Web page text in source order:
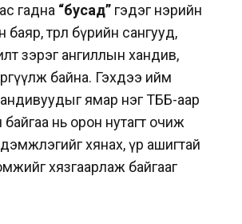
гадна “бусад” гэдэг нэрийн
төрөл бүрийн сангууд,
зэрэг ангиллын хандив,
байна. Гэхдээ ийм
ямар нэг ТББ-аар
нь орон нутагт очиж
хянах, үр ашигтай
хязгаарлаж байгааг